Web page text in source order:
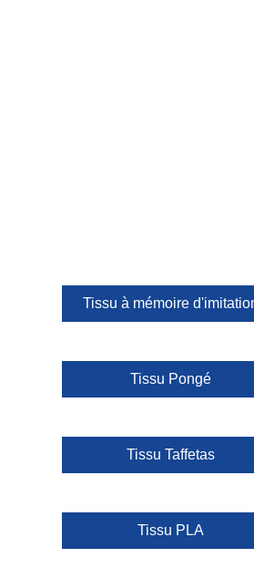
Tissu à mémoire
Tissu Pongé
Tissu Taffetas
Tissu PLA